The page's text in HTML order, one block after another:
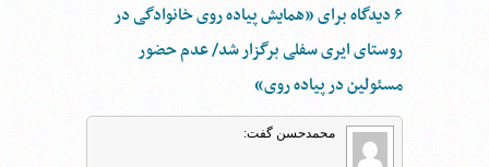
۶ دیدگاه برای ”همایش پیاده روی خانوادگی در
روستای ایری سفلی برگزار شد/ عدم حضور
مسئولین در پیاده روی“
محمدحسن گفت: